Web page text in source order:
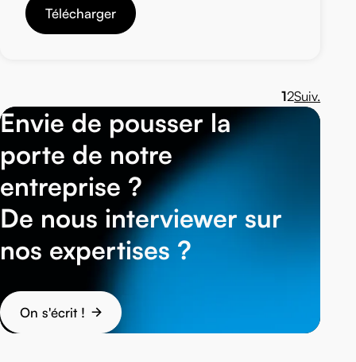
Télécharger
12Suiv.
Envie de pousser la
porte de notre
entreprise ?
De nous interviewer sur
nos expertises ?
On s'écrit !